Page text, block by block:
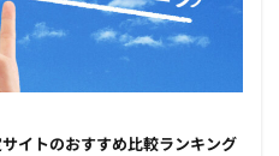
イトのおすすめ比較ランキング